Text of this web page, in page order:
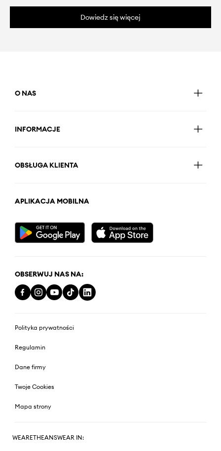
Dowiedz się więcej
O NAS
INFORMACJE
OBSŁUGA KLIENTA
APLIKACJA MOBILNA
OBSERWUJ NAS NA:
Polityka prywatności
Regulamin
Dane firmy
Twoje Cookies
Mapa strony
WEARETHEANSWEAR IN: